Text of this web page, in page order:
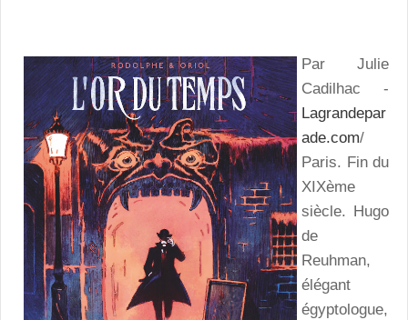
Par Julie
Cadilhac -
Lagrandepar
ade.com/
Paris. Fin du
XIXème
siècle. Hugo
de
Reuhman,
élégant
égyptologue,